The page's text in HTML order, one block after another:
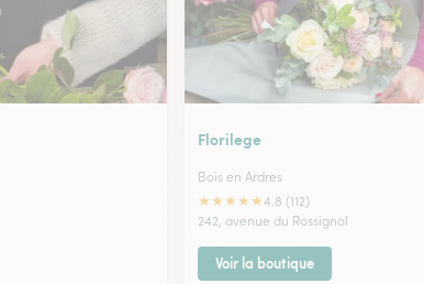
Florilege
Bois en Ardres
★★★★★4.8 (112)
242, avenue du Rossignol
Voir la boutique